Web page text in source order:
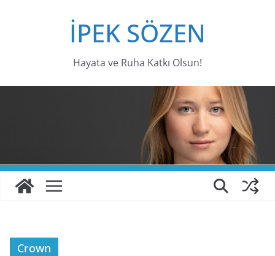
İPEK SÖZEN
Hayata ve Ruha Katkı Olsun!
Crown